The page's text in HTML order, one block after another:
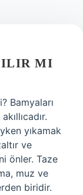
MI
Bamyaları
yıkamak
ve
önler. Taze
muz ve
biridir.